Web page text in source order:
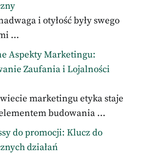
i otyłość były swego
…
Aspekty Marketingu:
Zaufania i Lojalności
marketingu etyka staje
budowania …
do promocji: Klucz do
działań